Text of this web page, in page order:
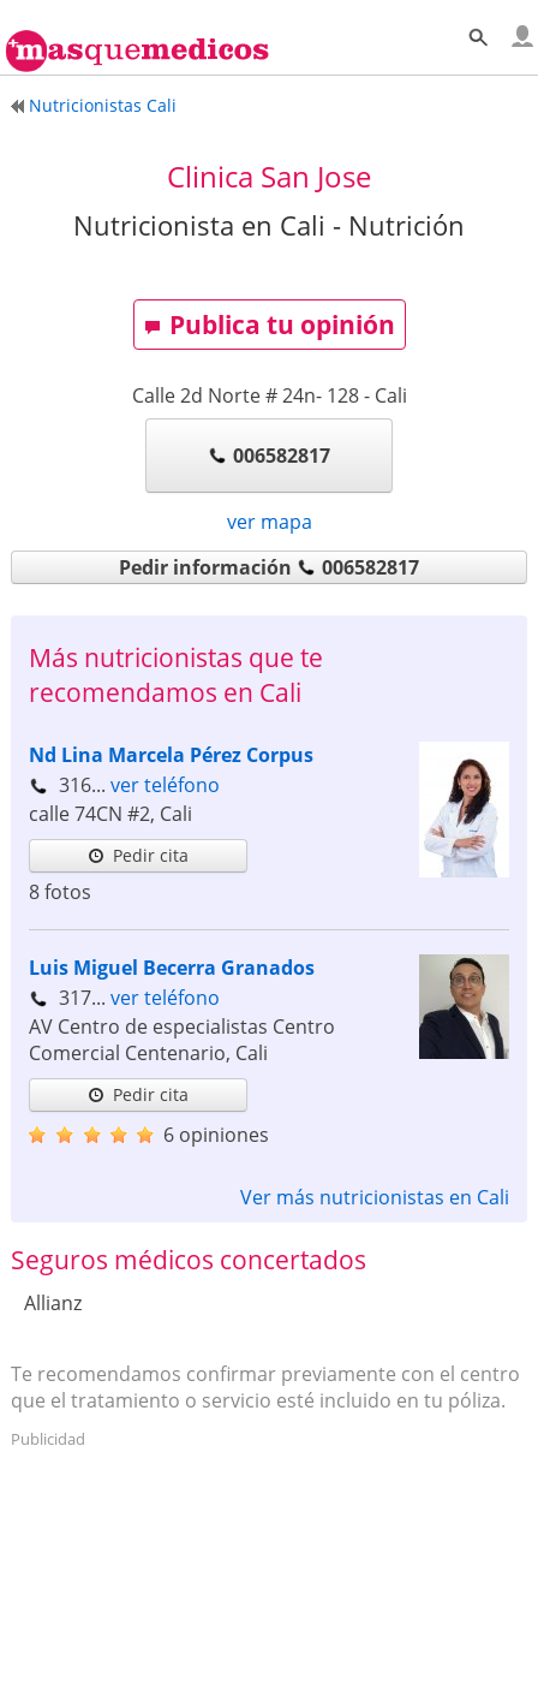
Nutricionistas Cali
Clinica San Jose
Nutricionista en Cali - Nutrición
Publica tu opinión
Calle 2d Norte # 24n- 128- Cali
006582817
ver mapa
Pedir información
006582817
Más nutricionistas que te
recomendamos en Cali
Nd Lina Marcela Pérez Corpus
316... ver teléfono
calle 74CN #2, Cali
Pedir cita
8 fotos
Luis Miguel Becerra Granados
317... ver teléfono
AV Centro de especialistas Centro
Comercial Centenario, Cali
Pedir cita
6 opiniones
Ver más nutricionistas en Cali
Seguros médicos concertados
Allianz
Te recomendamos confirmar previamente con el centro
que el tratamiento o servicio esté incluido en tu póliza.
Publicidad